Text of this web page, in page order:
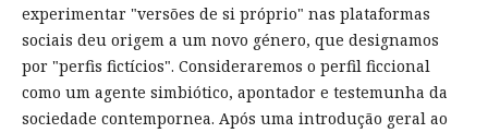
experimentar "versões de si próprio" nas plataformas
sociais deu origem a um novo género, que designamos
por "perfis fictícios". Consideraremos o perfil ficcional
como um agente simbiótico, apontador e testemunha da
sociedade contempornea. Após uma introdução geral ao